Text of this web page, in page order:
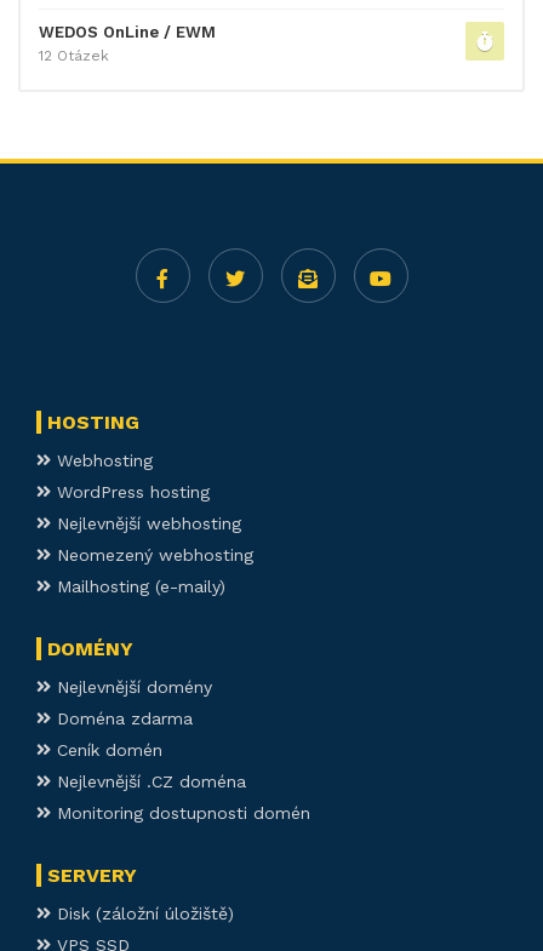
WEDOS OnLine / EWM
12 Otázek
HOSTING
Webhosting
WordPress hosting
Nejlevnější webhosting
Neomezený webhosting
Mailhosting (e-maily)
DOMÉNY
Nejlevnější domény
Doména zdarma
Ceník domén
Nejlevnější .CZ doména
Monitoring dostupnosti domén
SERVERY
Disk (záložní úložiště)
VPS SSD